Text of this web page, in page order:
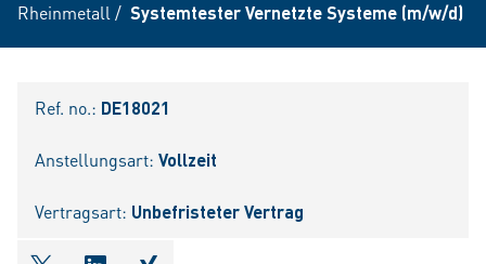
Rheinmetall / Systemtester Vernetzte Systeme (m/w/d)
Ref. no.: DE18021
Anstellungsart: Vollzeit
Vertragsart: Unbefristeter Vertrag